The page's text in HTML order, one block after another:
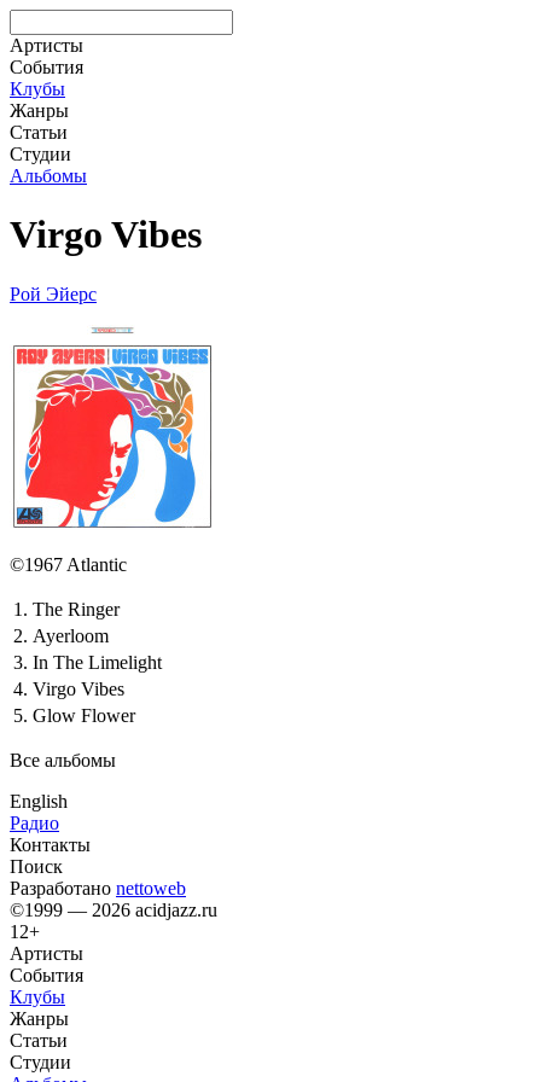
Артисты
События
Клубы
Жанры
Статьи
Студии
Альбомы
Virgo Vibes
Рой Эйерс
©1967 Atlantic
1. The Ringer
2. Ayerloom
3. In The Limelight
4. Virgo Vibes
5. Glow Flower
Все альбомы
English
Радио
Контакты
Поиск
Разработано nettoweb
©1999 — 2026 acidjazz.ru
12+
Артисты
События
Клубы
Жанры
Статьи
Студии